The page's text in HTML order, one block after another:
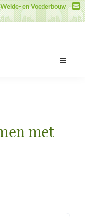
en Voederbouw
met